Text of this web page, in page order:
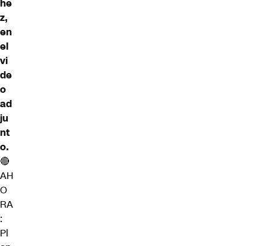
he
z,
en
el
vi
de
o
ad
ju
nt
o.
🔴
AH
O
RA
:
Pl